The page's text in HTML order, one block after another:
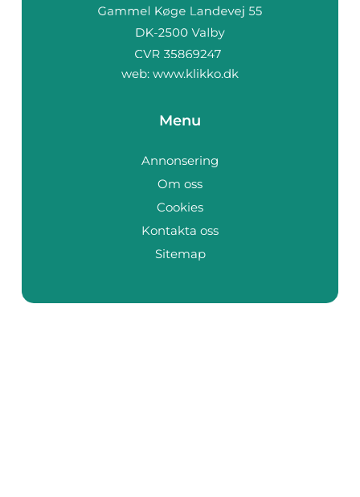
web: www.klikko.dk
Menu
Annonsering
Om oss
Cookies
Kontakta oss
Sitemap